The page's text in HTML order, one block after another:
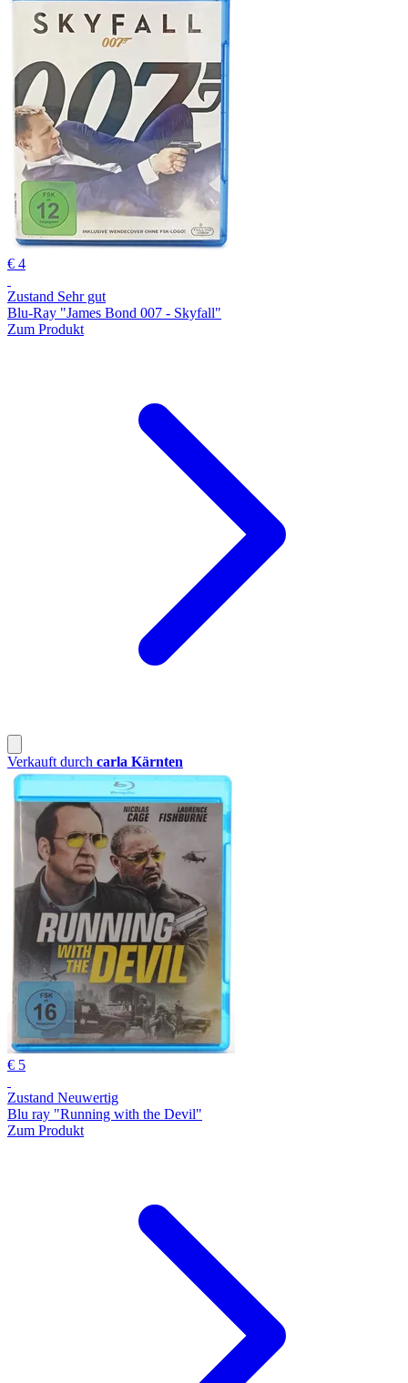
€ 4
Zustand Sehr gut
Blu-Ray "James Bond 007 - Skyfall"
Zum Produkt
Verkauft durch carla Kärnten
€ 5
Zustand Neuwertig
Blu ray "Running with the Devil"
Zum Produkt